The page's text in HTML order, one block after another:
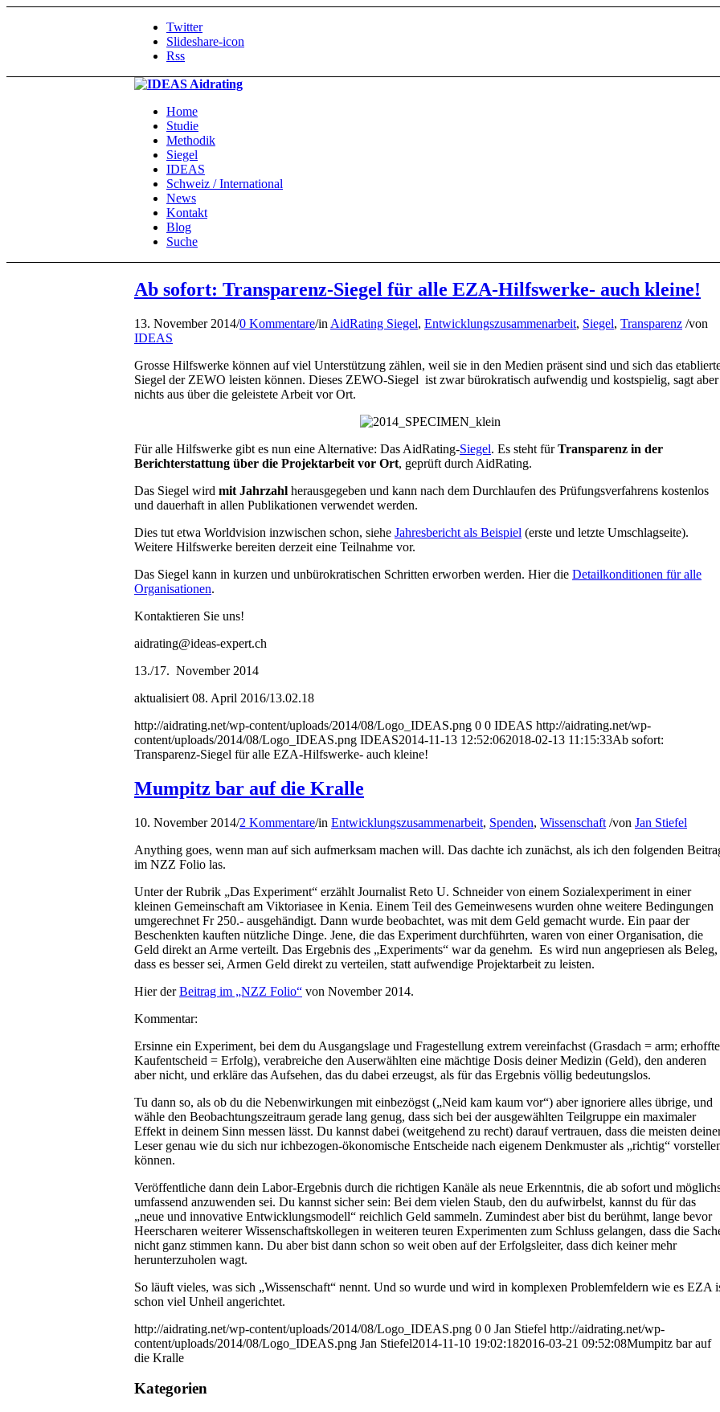
Twitter
Slideshare-icon
Rss
Home
Studie
Methodik
Siegel
IDEAS
Schweiz / International
News
Kontakt
Blog
Suche
Ab sofort: Transparenz-Siegel für alle EZA-Hilfswerke- auch kleine!
13. November 2014/0 Kommentare/in AidRating Siegel, Entwicklungszusammenarbeit, Siegel, Transparenz /von
IDEAS
Grosse Hilfswerke können auf viel Unterstützung zählen, weil sie in den Medien präsent sind und sich das
Siegel der ZEWO leisten können. Dieses ZEWO-Siegel ist zwar bürokratisch aufwendig und kostspielig, sagt aber
nichts aus über die geleistete Arbeit vor Ort.
Für alle Hilfswerke gibt es nun eine Alternative: Das AidRating-Siegel. Es steht fürTransparenz in der
Berichterstattung über die Projektarbeit vor Ort, geprüft durch AidRating.
Das Siegel wird mit Jahrzahl herausgegeben und kann nach dem Durchlaufen des Prüfungsverfahrens kostenlos
und dauerhaft in allen Publikationen verwendet werden.
Dies tut etwa Worldvision inzwischen schon, siehe Jahresbericht als Beispiel (erste und letzte Umschlagseite).
Weitere Hilfswerke bereiten derzeit eine Teilnahme vor.
Das Siegel kann in kurzen und unbürokratischen Schritten erworben werden. Hier die Detailkonditionen für alle
Organisationen.
Kontaktieren Sie uns!
aidrating@ideas-expert.ch
13./17. November 2014
aktualisiert 08. April 2016/13.02.18
http://aidrating.net/wp-content/uploads/2014/08/Logo_IDEAS.png 0 0 IDEAS http://aidrating.net/wp-
content/uploads/2014/08/Logo_IDEAS.png IDEAS2014-11-13 12:52:062018-02-13 11:15:33Ab sofort:
Transparenz-Siegel für alle EZA-Hilfswerke- auch kleine!
Mumpitz bar auf die Kralle
10. November 2014/2 Kommentare/in Entwicklungszusammenarbeit, Spenden, Wissenschaft /von Jan Stiefel
Anything goes, wenn man auf sich aufmerksam machen will. Das dachte ich zunächst, als ich den folgenden
im NZZ Folio las.
Unter der Rubrik „Das Experiment“ erzählt Journalist Reto U. Schneider von einem Sozialexperiment in einer
kleinen Gemeinschaft am Viktoriasee in Kenia. Einem Teil des Gemeinwesens wurden ohne weitere Bedingungen
umgerechnet Fr 250.- ausgehändigt. Dann wurde beobachtet, was mit dem Geld gemacht wurde. Ein paar der
Beschenkten kauften nützliche Dinge. Jene, die das Experiment durchführten, waren von einer Organisation, die
Geld direkt an Arme verteilt. Das Ergebnis des „Experiments“ war da genehm. Es wird nun angepriesen als Beleg,
dass es besser sei, Armen Geld direkt zu verteilen, statt aufwendige Projektarbeit zu leisten.
Hier derBeitrag im „NZZ Folio“ von November 2014.
Kommentar:
Ersinne ein Experiment, bei dem du Ausgangslage und Fragestellung extrem vereinfachst (Grasdach = arm;
Kaufentscheid = Erfolg), verabreiche den Auserwählten eine mächtige Dosis deiner Medizin (Geld), den anderen
aber nicht, und erkläre das Aufsehen, das du dabei erzeugst, als für das Ergebnis völlig bedeutungslos.
Tu dann so, als ob du die Nebenwirkungen mit einbezögst („Neid kam kaum vor“) aber ignoriere alles übrige, und
wähle den Beobachtungszeitraum gerade lang genug, dass sich bei der ausgewählten Teilgruppe ein maximaler
Effekt in deinem Sinn messen lässt. Du kannst dabei (weitgehend zu recht) darauf vertrauen, dass die meisten
Leser genau wie du sich nur ichbezogen-ökonomische Entscheide nach eigenem Denkmuster als „richtig“
können.
Veröffentliche dann dein Labor-Ergebnis durch die richtigen Kanäle als neue Erkenntnis, die ab sofort und
umfassend anzuwenden sei. Du kannst sicher sein: Bei dem vielen Staub, den du aufwirbelst, kannst du für das
„neue und innovative Entwicklungsmodell“ reichlich Geld sammeln. Zumindest aber bist du berühmt, lange bevor
Heerscharen weiterer Wissenschaftskollegen in weiteren teuren Experimenten zum Schluss gelangen, dass die
nicht ganz stimmen kann. Du aber bist dann schon so weit oben auf der Erfolgsleiter, dass dich keiner mehr
herunterzuholen wagt.
So läuft vieles, was sich „Wissenschaft“ nennt. Und so wurde und wird in komplexen Problemfeldern wie es EZA
schon viel Unheil angerichtet.
http://aidrating.net/wp-content/uploads/2014/08/Logo_IDEAS.png 0 0 Jan Stiefel http://aidrating.net/wp-
content/uploads/2014/08/Logo_IDEAS.png Jan Stiefel2014-11-10 19:02:182016-03-21 09:52:08Mumpitz bar auf
die Kralle
Kategorien